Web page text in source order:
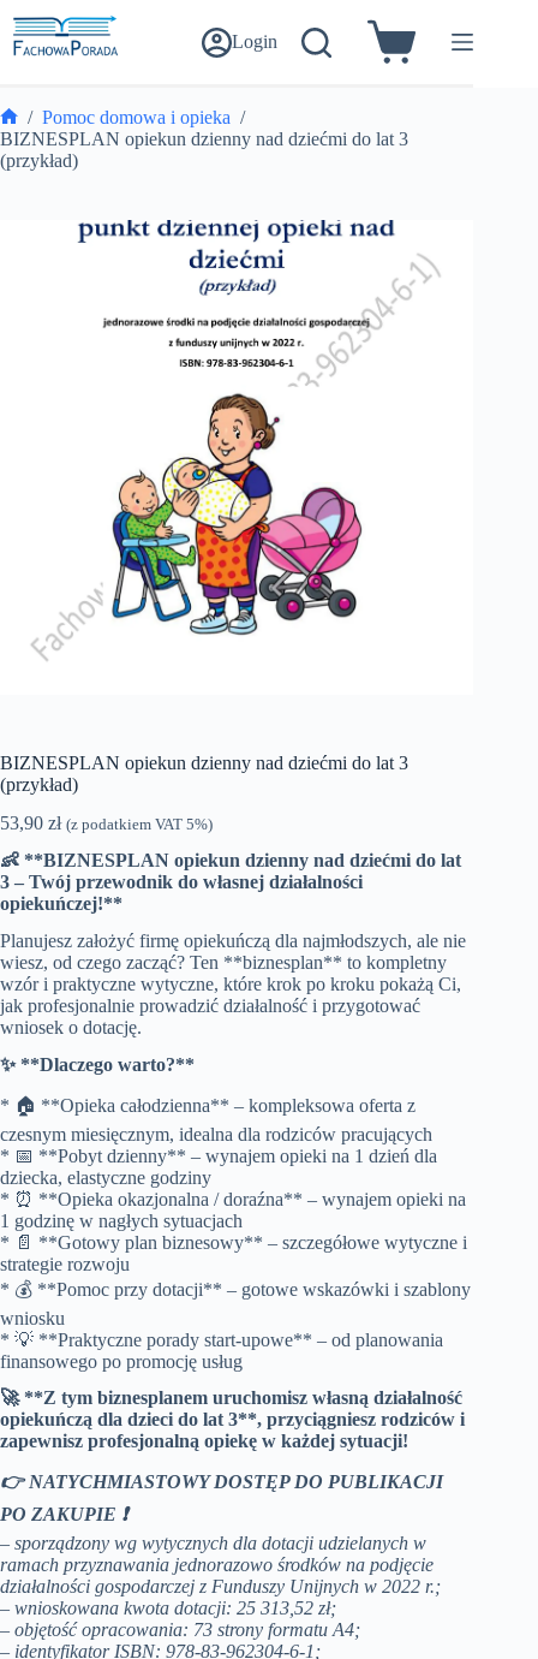
do
treści
Login Koszyk
Strona
główna
/ Pomoc domowa i opieka /
BIZNESPLAN opiekun dzienny nad dziećmi do lat 3
(przykład)
BIZNESPLAN opiekun dzienny nad dziećmi do lat 3
(przykład)
53,90 zł (z podatkiem VAT 5%)
👶 **BIZNESPLAN opiekun dzienny nad dziećmi do lat
3 – Twój przewodnik do własnej działalności
opiekuńczej!**
Planujesz założyć firmę opiekuńczą dla najmłodszych, ale nie
wiesz, od czego zacząć? Ten **biznesplan** to kompletny
wzór i praktyczne wytyczne, które krok po kroku pokażą Ci,
jak profesjonalnie prowadzić działalność i przygotować
wniosek o dotację.
✨ **Dlaczego warto?**
* 🏠 **Opieka całodzienna** – kompleksowa oferta z
czesnym miesięcznym, idealna dla rodziców pracujących
* 📅 **Pobyt dzienny** – wynajem opieki na 1 dzień dla
dziecka, elastyczne godziny
* ⏰ **Opieka okazjonalna / doraźna** – wynajem opieki na
1 godzinę w nagłych sytuacjach
* 📄 **Gotowy plan biznesowy** – szczegółowe wytyczne i
strategie rozwoju
* 💰 **Pomoc przy dotacji** – gotowe wskazówki i szablony
wniosku
* 💡 **Praktyczne porady start-upowe** – od planowania
finansowego po promocję usług
🚀 **Z tym biznesplanem uruchomisz własną działalność
opiekuńczą dla dzieci do lat 3**, przyciągniesz rodziców i
zapewnisz profesjonalną opiekę w każdej sytuacji!
👉 NATYCHMIASTOWY DOSTĘP DO PUBLIKACJI
PO ZAKUPIE ❗
– sporządzony wg wytycznych dla dotacji udzielanych w
ramach przyznawania jednorazowo środków na podjęcie
działalności gospodarczej z Funduszy Unijnych w 2022 r.;
– wnioskowana kwota dotacji: 25 313,52 zł;
– objętość opracowania: 73 strony formatu A4;
– identyfikator ISBN: 978-83-962304-6-1;